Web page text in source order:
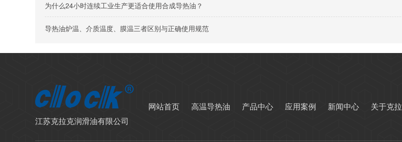
为什么24小时连续工业生产更适合使用合成导热油？
导热油炉温、介质温度、膜温三者区别与正确使用规范
江苏克拉克润滑油有限公司
网站首页 高温导热油 产品中心 应用案例 新闻中心 关于克